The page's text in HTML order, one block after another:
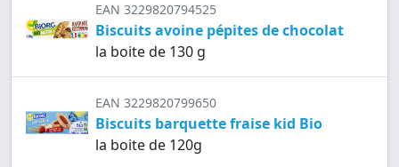
EAN 3229820794525
Biscuits avoine pépites de chocolat
la boite de 130 g
EAN 3229820799650
Biscuits barquette fraise kid Bio
la boite de 120g